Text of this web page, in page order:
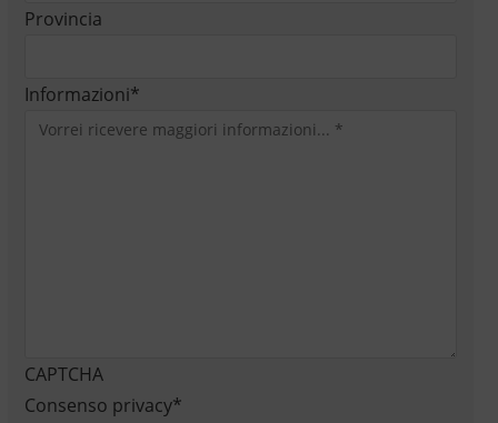
Provincia
Informazioni*
CAPTCHA
Consenso privacy*